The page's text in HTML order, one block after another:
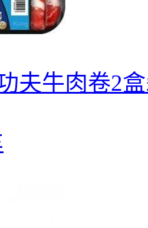
夫牛肉卷2盒